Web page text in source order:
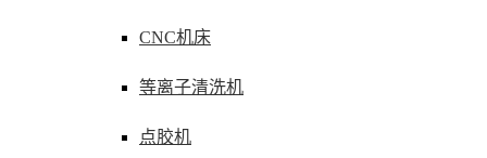
CNC机床
等离子清洗机
点胶机